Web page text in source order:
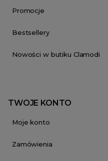
Promocje
Bestsellery
Nowości w butiku Clamodi
TWOJE KONTO
Moje konto
Zamówienia